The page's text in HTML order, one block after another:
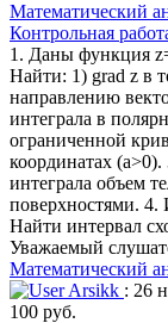
Математический
Контрольная
1. Даны функция
Найти: 1) grad z в
направлению
интеграла в
ограниченной
координатах
интеграла объем
поверхностями. 4.
Найти интервал
Уважаемый
Математический
Arsikk : 26
100 руб.